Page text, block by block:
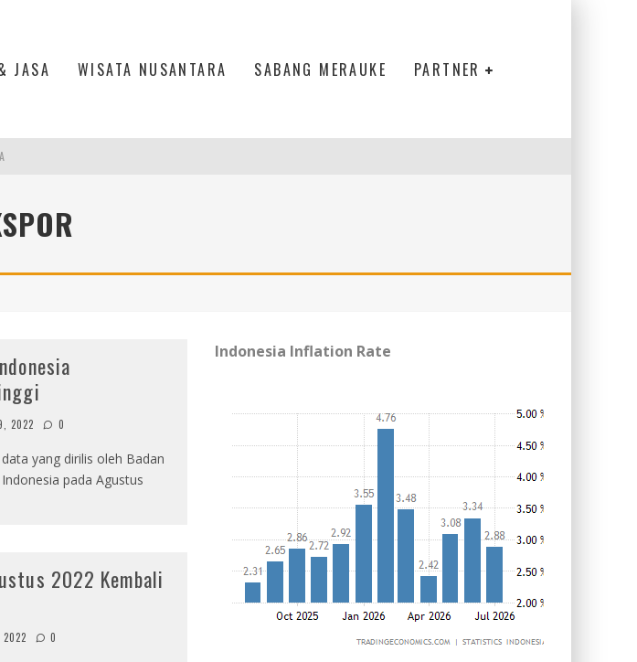
JASA WISATA NUSANTARA SABANG MERAUKE PARTNER
2022 0
yang dirilis oleh Badan
pada Agustus
2022 Kembali
2022 0
Indonesia Inflation Rate